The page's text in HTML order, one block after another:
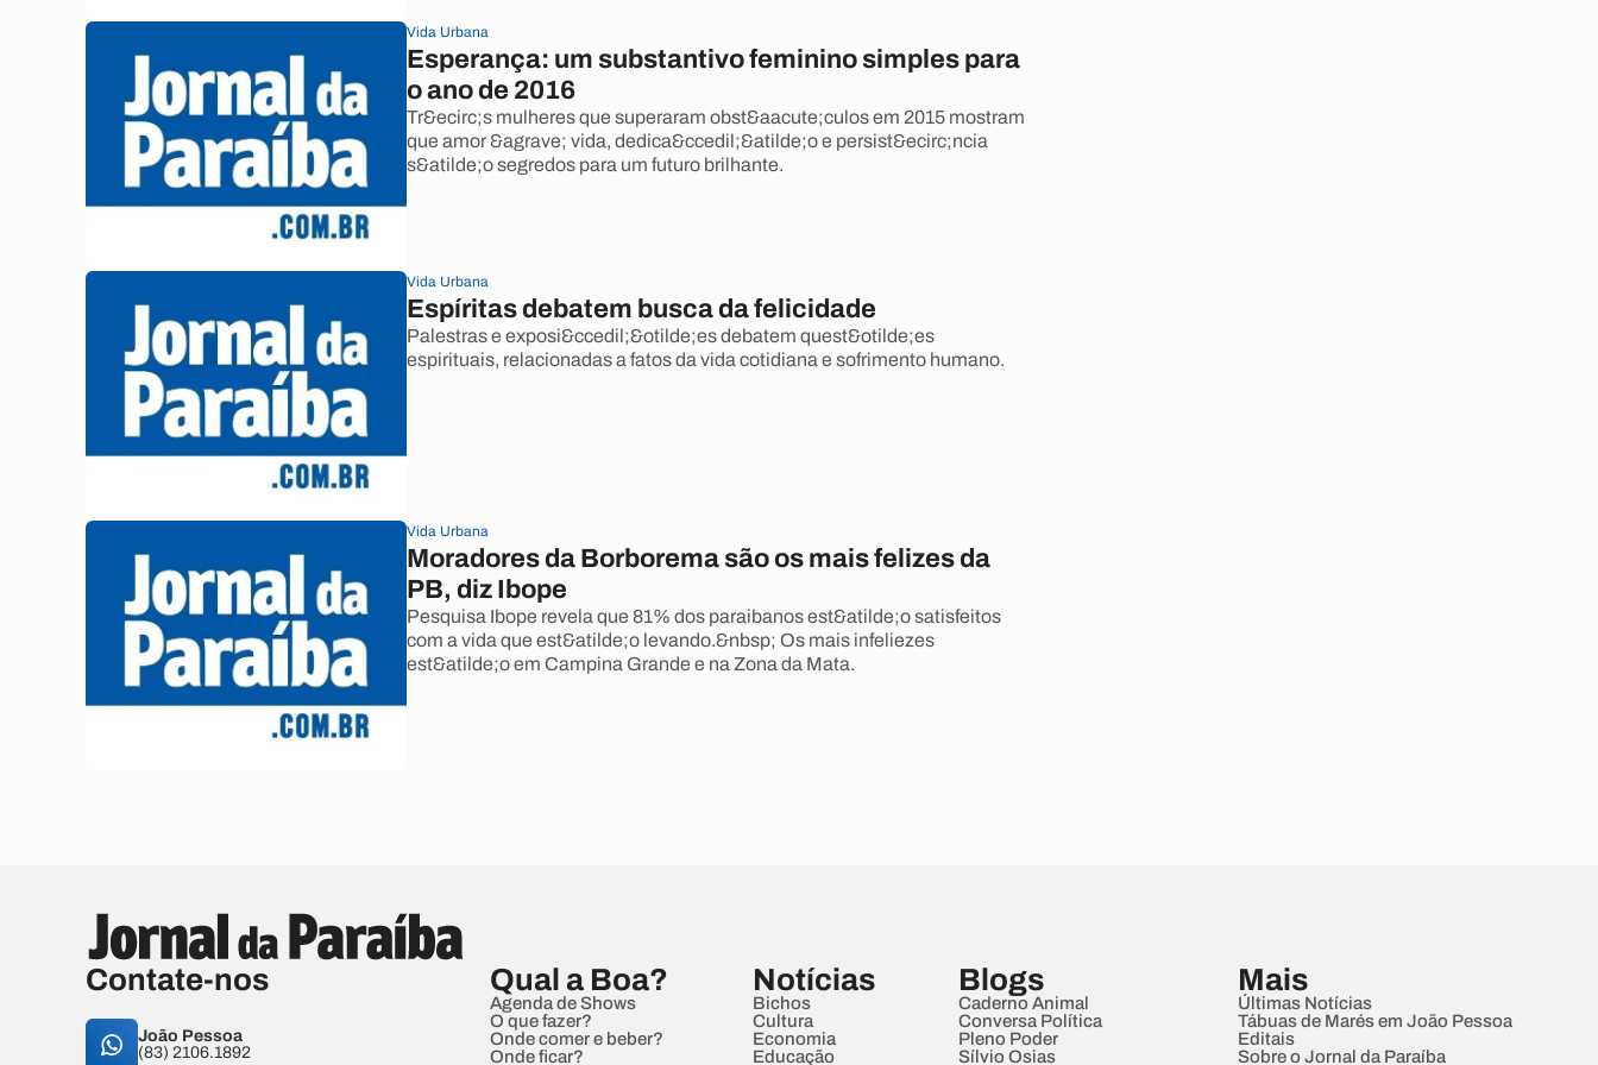
Vida Urbana
Esperança: um substantivo feminino simples para
o ano de 2016
Tr&ecirc;s mulheres que superaram obst&aacute;culos em 2015 mostram
que amor &agrave; vida, dedica&ccedil;&atilde;o e persist&ecirc;ncia
s&atilde;o segredos para um futuro brilhante.
Vida Urbana
Espíritas debatem busca da felicidade
Palestras e exposi&ccedil;&otilde;es debatem quest&otilde;es
espirituais, relacionadas a fatos da vida cotidiana e sofrimento humano.
Vida Urbana
Moradores da Borborema são os mais felizes da
PB, diz Ibope
Pesquisa Ibope revela que 81% dos paraibanos est&atilde;o satisfeitos
com a vida que est&atilde;o levando.&nbsp; Os mais infeliezes
est&atilde;o em Campina Grande e na Zona da Mata.
Contate-nos
João Pessoa
(83) 2106.1892
Qual a Boa?
Agenda de Shows
O que fazer?
Onde comer e beber?
Onde ficar?
Notícias
Bichos
Cultura
Economia
Educação
Blogs
Caderno Animal
Conversa Política
Pleno Poder
Sílvio Osias
Mais
Últimas Notícias
Tábuas de Marés em João Pessoa
Editais
Sobre o Jornal da Paraíba